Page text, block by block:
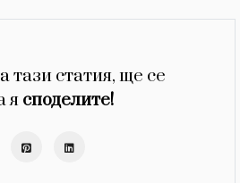
тази статия, ще се
я споделите!